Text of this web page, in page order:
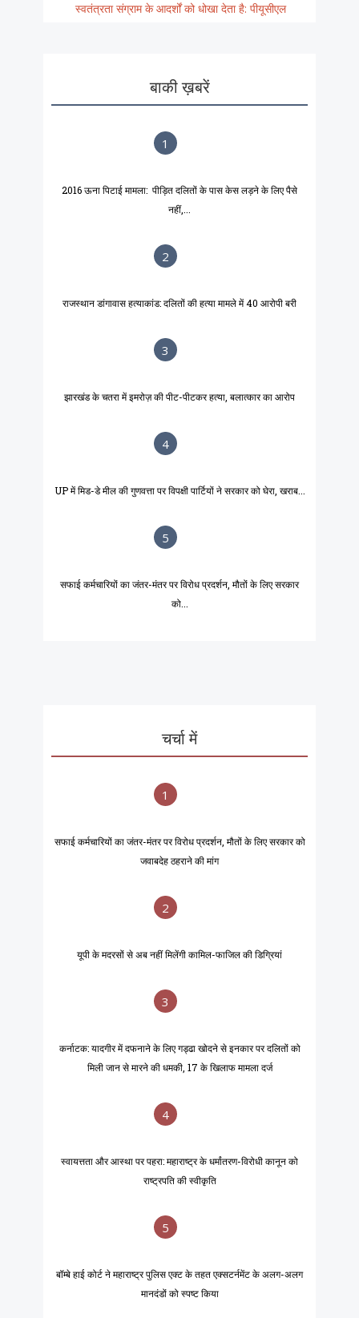
स्वतंत्रता संग्राम के आदर्शों को धोखा देता है: पीयूसीएल
बाकी ख़बरें
1
2016 ऊना पिटाई मामला: पीड़ित दलितों के पास केस लड़ने के लिए पैसे
नहीं,...
2
राजस्थान डांगावास हत्याकांड: दलितों की हत्या मामले में 40 आरोपी बरी
3
झारखंड के चतरा में इमरोज़ की पीट-पीटकर हत्या, बलात्कार का आरोप
4
UP में मिड-डे मील की गुणवत्ता पर विपक्षी पार्टियों ने सरकार को घेरा, खराब...
5
सफाई कर्मचारियों का जंतर-मंतर पर विरोध प्रदर्शन, मौतों के लिए सरकार
को...
चर्चा में
1
सफाई कर्मचारियों का जंतर-मंतर पर विरोध प्रदर्शन, मौतों के लिए सरकार को
जवाबदेह ठहराने की मांग
2
यूपी के मदरसों से अब नहीं मिलेंगी कामिल-फाजिल की डिग्रियां
3
कर्नाटक: यादगीर में दफनाने के लिए गड्ढा खोदने से इनकार पर दलितों को
मिली जान से मारने की धमकी, 17 के खिलाफ मामला दर्ज
4
स्वायत्तता और आस्था पर पहरा: महाराष्ट्र के धर्मांतरण-विरोधी कानून को
राष्ट्रपति की स्वीकृति
5
बॉम्बे हाई कोर्ट ने महाराष्ट्र पुलिस एक्ट के तहत एक्सटर्नमेंट के अलग-अलग
मानदंडों को स्पष्ट किया